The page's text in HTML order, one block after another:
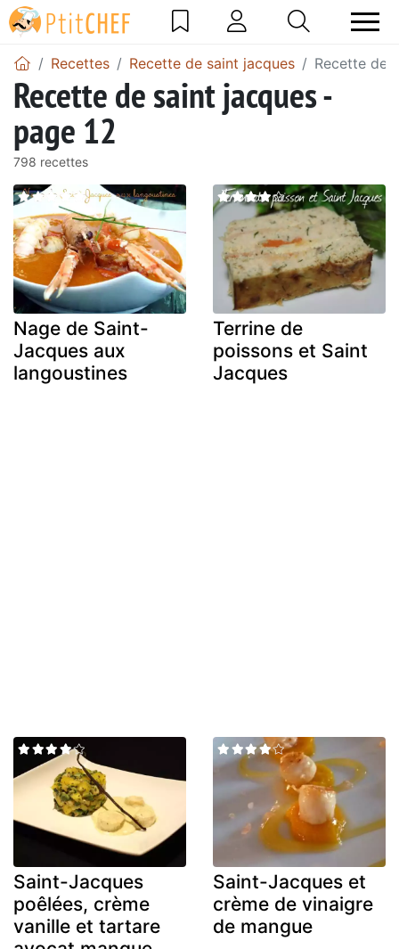
Recettes Recette de saint jacques Recette de
Recette de saint jacques -
page 12
798 recettes
Nage de Saint-
Jacques aux
langoustines
Terrine de
poissons et Saint
Jacques
Saint-Jacques
poêlées, crème
vanille et tartare
Saint-Jacques et
crème de vinaigre
de mangue